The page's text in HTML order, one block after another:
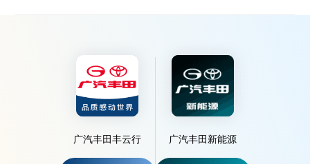
广汽丰田丰云行 广汽丰田新能源